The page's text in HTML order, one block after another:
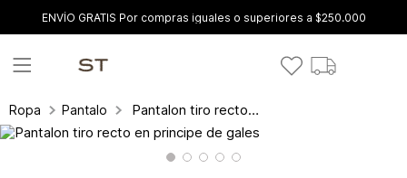
ENVÍO GRATIS Por compras iguales o superiores a $250.000
Ropa Pantalones y leggings Pantalon tiro recto en principe de gales